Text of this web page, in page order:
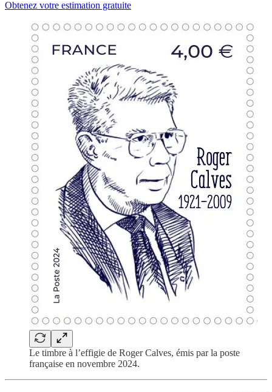
Obtenez votre estimation gratuite
Le timbre à l’effigie de Roger Calves, émis par la poste
française en novembre 2024.